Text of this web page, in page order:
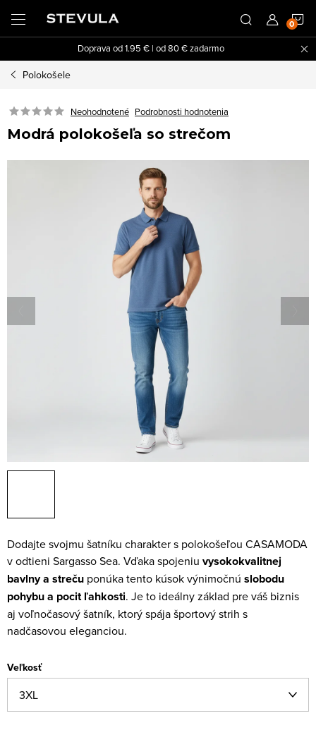
obsah
Doprava od 1.95 € | od 80 € zadarmo
Polokošele
Neohodnotené Podrobnosti hodnotenia
Modrá polokošeľa so strečom
Dodajte svojmu šatníku charakter s polokošeľou CASAMODA
v odtieni Sargasso Sea. Vďaka spojeniu vysokokvalitnej
bavlny a streču ponúka tento kúsok výnimočnú slobodu
pohybu a pocit ľahkosti. Je to ideálny základ pre váš biznis
aj voľnočasový šatník, ktorý spája športový strih s
nadčasovou eleganciou.
Veľkosť